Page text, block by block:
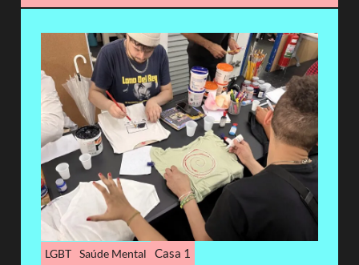
LGBT Saúde Mental Casa 1